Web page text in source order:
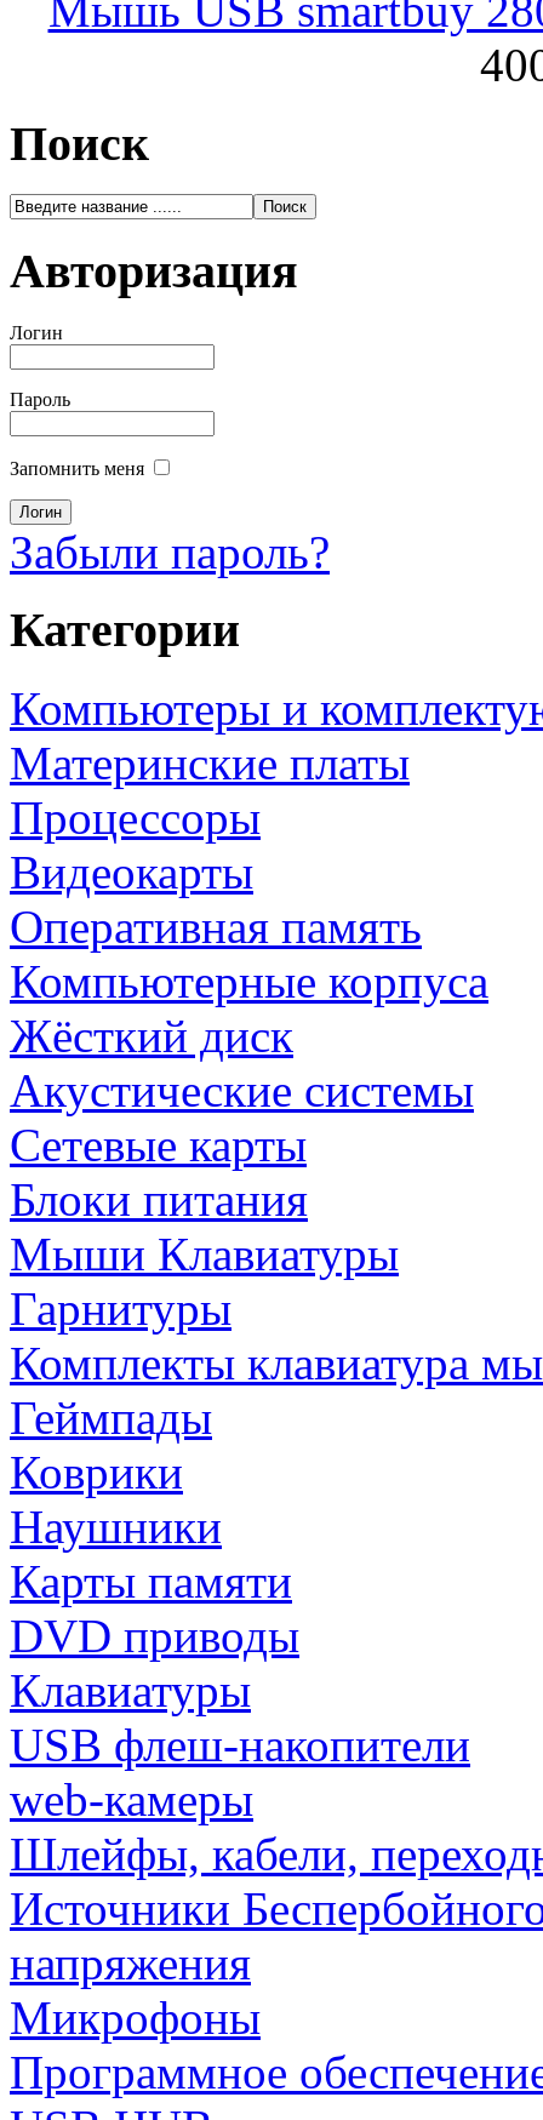
Поиск
Авторизация
Логин
Пароль
Запомнить меня
Забыли пароль?
Категории
Компьютеры и
Материнские платы
Процессоры
Видеокарты
Оперативная память
Компьютерные корпуса
Жёсткий диск
Акустические системы
Сетевые карты
Блоки питания
Мыши Клавиатуры
Гарнитуры
Комплекты клавиатура
Геймпады
Коврики
Наушники
Карты памяти
DVD приводы
Клавиатуры
USB флеш-накопители
web-камеры
Шлейфы, кабели,
Источники
напряжения
Микрофоны
Программное